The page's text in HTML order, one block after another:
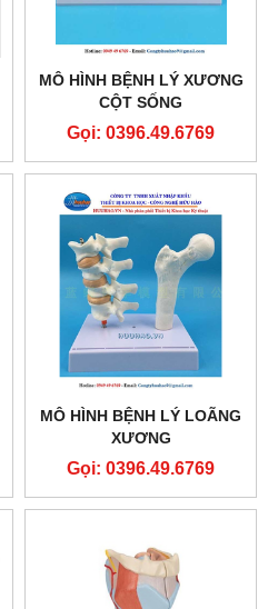
MÔ HÌNH BỆNH LÝ XƯƠNG
CỘT SỐNG
Gọi: 0396.49.6769
MÔ HÌNH BỆNH LÝ LOÃNG
XƯƠNG
Gọi: 0396.49.6769